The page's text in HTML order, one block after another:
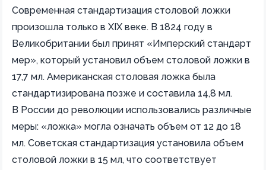
Современная стандартизация столовой ложки
произошла только в XIX веке. В 1824 году в
Великобритании был принят «Имперский стандарт
мер», который установил объем столовой ложки в
17,7 мл. Американская столовая ложка была
стандартизирована позже и составила 14,8 мл.
В России до революции использовались различные
меры: «ложка» могла означать объем от 12 до 18
мл. Советская стандартизация установила объем
столовой ложки в 15 мл, что соответствует